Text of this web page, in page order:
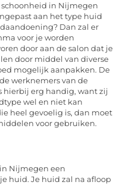
in Nijmegen
aan het type huid
Dan zal er
voor je worden
door aan de salon dat je
door middel van diverse
mogelijk aanpakken. De
werknemers van de
hierbij erg handig, want zij
wel en niet kan
heel gevoelig is, dan moet
voor gebruiken.
Nijmegen een
huid. Je huid zal na afloop